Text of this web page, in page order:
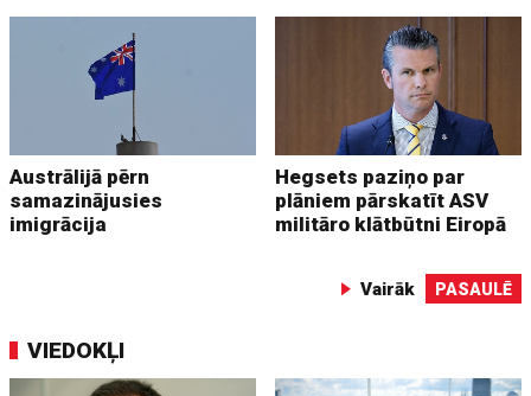
Austrālijā pērn
samazinājusies
imigrācija
Hegsets paziņo par
plāniem pārskatīt ASV
militāro klātbūtni Eiropā
Vairāk PASAULĒ
VIEDOKĻI